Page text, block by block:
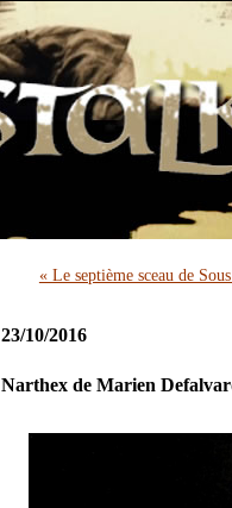
« Le septième sceau de
23/10/2016
Narthex de Marien